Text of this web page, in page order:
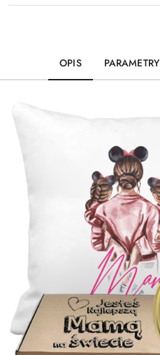
OPIS PARAMETRY